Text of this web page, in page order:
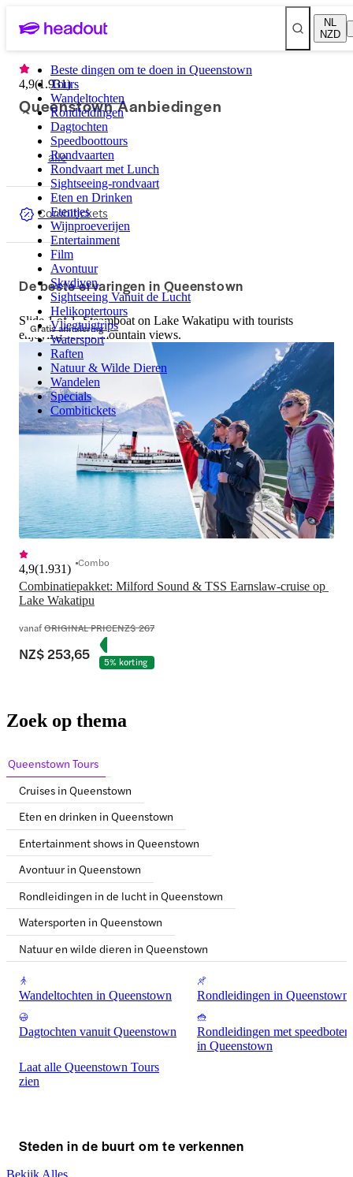
NL
NZD
Beste dingen om te doen in Queenstown
Tours
Wandeltochten
Rondleidingen
Dagtochten
Speedboottours
Rondvaarten
Rondvaart met Lunch
Sightseeing-rondvaart
Eten en Drinken
Etentjes
Wijnproeverijen
Entertainment
Film
Avontuur
Skydiven
Sightseeing Vanuit de Lucht
Helikoptertours
Vliegtuigtrips
Watersport
Raften
Natuur & Wilde Dieren
Wandelen
Specials
Combitickets
4,9(1.931)
Queenstown Aanbiedingen
alle
Combitickets
De beste ervaringen in Queenstown
Gratis annulering
Slide 1 of 1, Steamboat on Lake Wakatipu with tourists
enjoying scenic mountain views.
Combinatiepakket: Milford Sound & TSS Earnslaw-cruise op
Lake Wakatipu
4,9(1.931) Combo
vanafORIGINAL PRICENZ$ 267
NZ$ 253,65 5% korting
Zoek op thema
Queenstown Tours
Cruises in Queenstown
Eten en drinken in Queenstown
Entertainment shows in Queenstown
Avontuur in Queenstown
Rondleidingen in de lucht in Queenstown
Watersporten in Queenstown
Natuur en wilde dieren in Queenstown
Wandeltochten in Queenstown Rondleidingen in Queenstown
Dagtochten vanuit Queenstown
Rondleidingen met speedboten
in Queenstown
Laat alle Queenstown Tours
zien
Steden in de buurt om te verkennen